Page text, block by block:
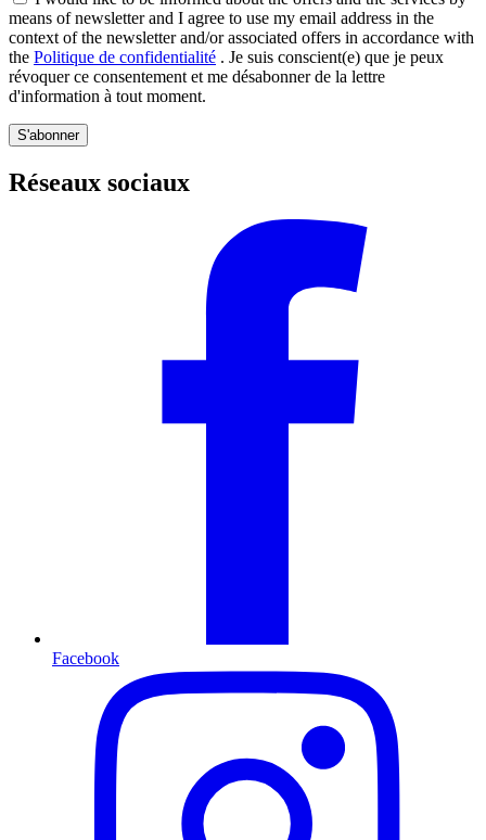
means of newsletter and I agree to use my email address in the
context of the newsletter and/or associated offers in accordance with
the Politique de confidentialité . Je suis conscient(e) que je peux
révoquer ce consentement et me désabonner de la lettre
d'information à tout moment.
S'abonner
Réseaux sociaux
Facebook